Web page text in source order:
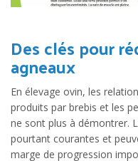
Des clés pour
agneaux
En élevage ovin, les
produits par brebis et les
ne sont plus à démontrer.
pourtant courantes et
marge de progression